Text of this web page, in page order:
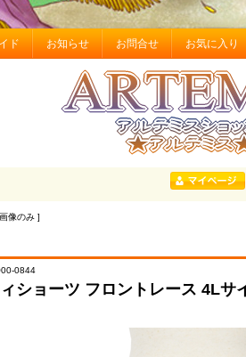
ド お知らせ お問合せ お気に入り
像のみ ]
0844
ショーツ フロントレース 4Lサ